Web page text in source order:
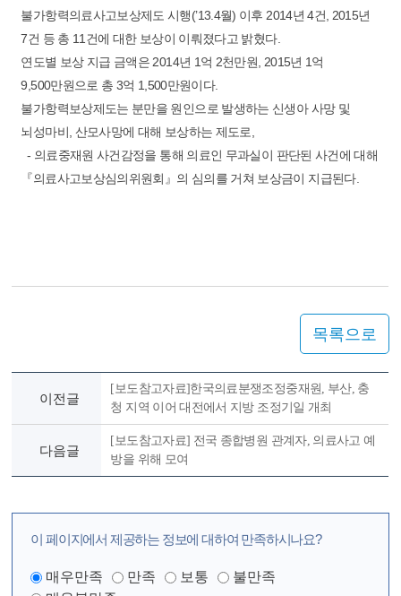
불가항력의료사고보상제도 시행(’13.4월) 이후 2014년 4건, 2015년
7건 등 총 11건에 대한 보상이 이뤄졌다고 밝혔다.
연도별 보상 지급 금액은 2014년 1억 2천만원, 2015년 1억
9,500만원으로 총 3억 1,500만원이다.
불가항력보상제도는 분만을 원인으로 발생하는 신생아 사망 및
뇌성마비, 산모사망에 대해 보상하는 제도로,
- 의료중재원 사건감정을 통해 의료인 무과실이 판단된 사건에 대해
『의료사고보상심의위원회』의 심의를 거쳐 보상금이 지급된다.
목록으로
이전글
[보도참고자료]한국의료분쟁조정중재원, 부산, 충
청 지역 이어 대전에서 지방 조정기일 개최
다음글
[보도참고자료] 전국 종합병원 관계자, 의료사고 예
방을 위해 모여
이 페이지에서 제공하는 정보에 대하여 만족하시나요?
매우만족 만족 보통
불만족